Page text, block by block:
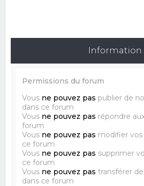
Information
Permissions du forum
Vous ne pouvez pas publier de
dans ce forum
Vous ne pouvez pas répondre
forum
Vous ne pouvez pas modifier
ce forum
Vous ne pouvez pas supprimer
ce forum
Vous ne pouvez pas transférer
dans ce forum